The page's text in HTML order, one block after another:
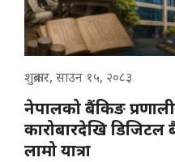
शुक्रबार, साउन १५, २०८३
नेपालको बैंकिङ
कारोबारदेखि
लामो यात्रा